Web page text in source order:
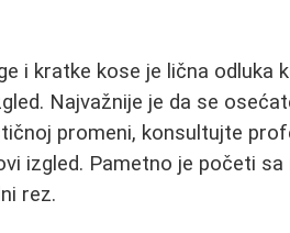
i kratke kose je lična
Najvažnije je da se
promeni, konsultujte
izgled. Pametno je početi
rez.